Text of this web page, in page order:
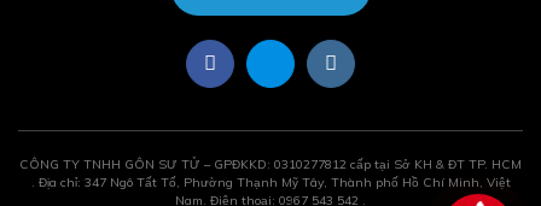
CÔNG TY TNHH GÔN SƯ TỬ – GPĐKKD: 0310277812 cấp tại Sở KH & ĐT TP. HCM
. Địa chỉ: 347 Ngô Tất Tố, Phường Thạnh Mỹ Tây, Thành phố Hồ Chí Minh, Việt
Nam. Điện thoại: 0967 543 542 .